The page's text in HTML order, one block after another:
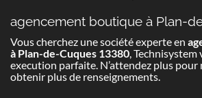
agencement boutique à Plan-
Vous cherchez une société experte en
à Plan-de-Cuques 13380, Technisystem
execution parfaite. N’attendez plus
obtenir plus de renseignements.